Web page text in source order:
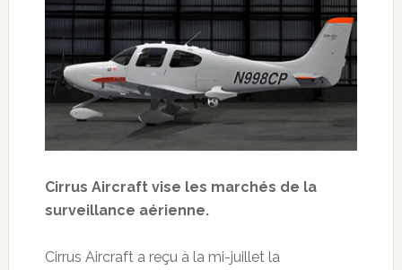
Cirrus Aircraft vise les marchés de la
surveillance aérienne.
Cirrus Aircraft a reçu à la mi-juillet la